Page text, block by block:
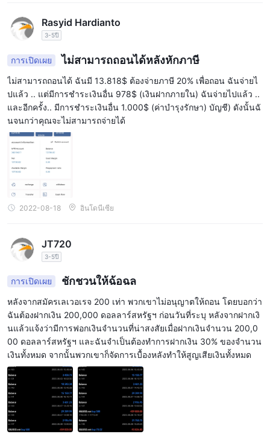
Rasyid Hardianto
3-5ปี
การเปิดเผย ไม่สามารถถอนได้หลังหักภาษี
ไม่สามารถถอนได้ ฉันมี 13.818$ ต้องจ่ายภาษี 20% เพื่อถอน ฉันจ่ายไ
ปแล้ว .. แต่มีการชำระเงินอื่น 978$ (เงินฝากภายใน) ฉันจ่ายไปแล้ว ..
และอีกครั้ง.. มีการชำระเงินอื่น 1.000$ (ค่าบำรุงรักษา) บัญชี) ดังนั้นฉั
นจนกว่าคุณจะไม่สามารถจ่ายได้
2022-08-18 อินโดนีเซีย
JT720
3-5ปี
การเปิดเผย ชักชวนให้ฉ้อฉล
หลังจากสมัครเลเวอเรจ 200 เท่า พวกเขาไม่อนุญาตให้ถอน โดยบอกว่า
ฉันต้องฝากเงิน 200,000 ดอลลาร์สหรัฐฯ ก่อนวันที่ระบุ หลังจากฝากเงิ
นแล้วแจ้งว่ามีการฟอกเงินจำนวนที่น่าสงสัยเมื่อฝากเงินจำนวน 200,0
00 ดอลลาร์สหรัฐฯ และฉันจำเป็นต้องทำการฝากเงิน 30% ของจำนวน
เงินทั้งหมด จากนั้นพวกเขาก็จัดการเบื้องหลังทำให้สูญเสียเงินทั้งหมด